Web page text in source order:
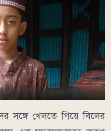
সঙ্গে খেলতে গিয়ে বিলের